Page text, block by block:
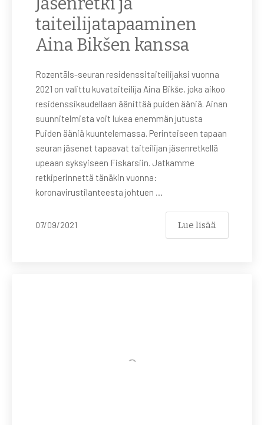
taiteilijatapaaminen
Aina Bikšen kanssa
Rozentāls-seuran residenssitaiteilijaksi vuonna
2021 on valittu kuvataiteilija Aina Bikše, joka aikoo
residenssikaudellaan äänittää puiden ääniä. Ainan
suunnitelmista voit lukea enemmän jutusta
Puiden ääniä kuuntelemassa. Perinteiseen tapaan
seuran jäsenet tapaavat taiteilijan jäsenretkellä
upeaan syksyiseen Fiskarsiin. Jatkamme
retkiperinnettä tänäkin vuonna:
koronavirustilanteesta johtuen …
07/09/2021 Lue lisää